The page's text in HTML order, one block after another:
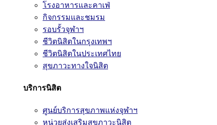
โรงอาหารและคาเฟ่
กิจกรรมและชมรม
รอบรั้วจุฬาฯ
ชีวิตนิสิตในกรุงเทพฯ
ชีวิตนิสิตในประเทศไทย
สุขภาวะทางใจนิสิต
บริการนิสิต
ศูนย์บริการสุขภาพแห่งจุฬาฯ
หน่วยส่งเสริมสุขภาวะนิสิต